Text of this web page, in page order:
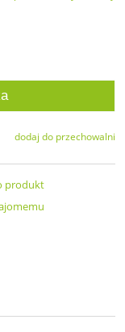
dodaj do przechowalni
produkt